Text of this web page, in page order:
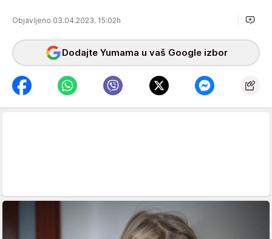
Objavljeno 03.04.2023. 15:02h
Dodajte Yumama u vaš Google izbor